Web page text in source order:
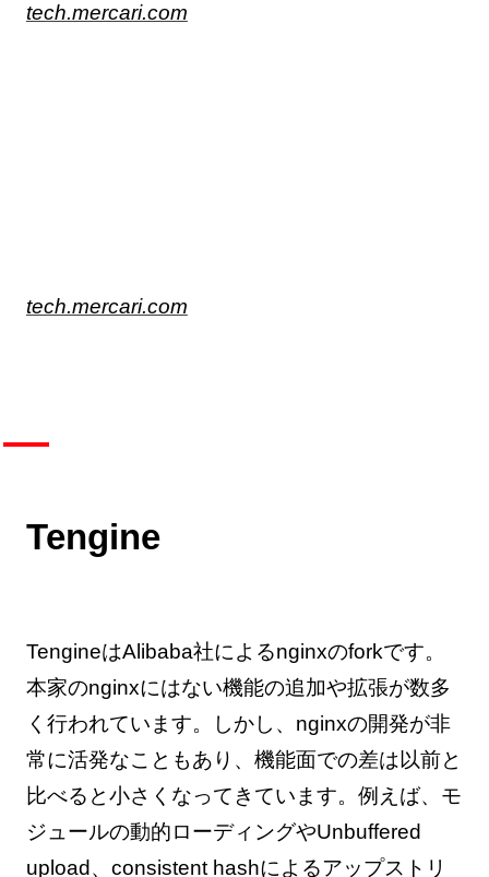
tech.mercari.com
tech.mercari.com
Tengine
TengineはAlibaba社によるnginxのforkです。
本家のnginxにはない機能の追加や拡張が数多
く行われています。しかし、nginxの開発が非
常に活発なこともあり、機能面での差は以前と
比べると小さくなってきています。例えば、モ
ジュールの動的ローディングやUnbuffered
upload、consistent hashによるアップストリ